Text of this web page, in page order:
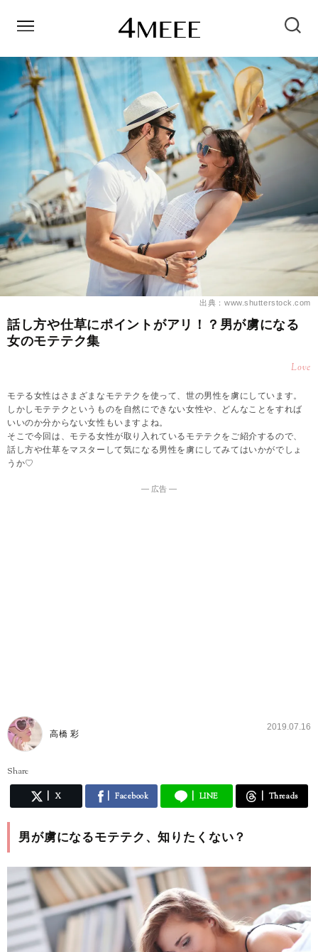
出典：www.shutterstock.com
話し方や仕草にポイントがアリ！？男が虜になる
女のモテテク集
Love
モテる女性はさまざまなモテテクを使って、世の男性を虜にしています。
しかしモテテクというものを自然にできない女性や、どんなことをすれば
いいのか分からない女性もいますよね。
そこで今回は、モテる女性が取り入れているモテテクをご紹介するので、
話し方や仕草をマスターして気になる男性を虜にしてみてはいかがでしょ
うか♡
― 広告 ―
高橋 彩
2019.07.16
Share
X Facebook LINE Threads
男が虜になるモテテク、知りたくない？